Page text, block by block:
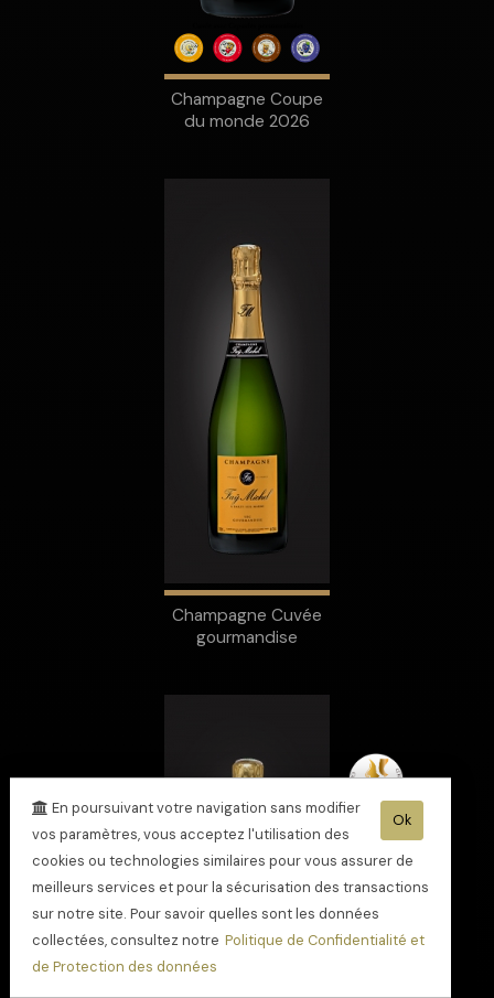
Champagne Coupe
du monde 2026
Champagne Cuvée
gourmandise
Ok
En poursuivant votre navigation sans modifier
vos paramètres, vous acceptez l'utilisation des
cookies ou technologies similaires pour vous assurer de
meilleurs services et pour la sécurisation des transactions
sur notre site. Pour savoir quelles sont les données
collectées, consultez notre Politique de Confidentialité et
de Protection des données